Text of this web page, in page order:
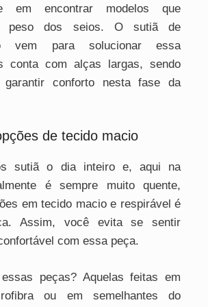
em encontrar modelos que
peso dos seios. O sutiã de
vem para solucionar essa
conta com alças largas, sendo
garantir conforto nesta fase da
de tecido macio
sutiã o dia inteiro e, aqui na
é sempre muito quente,
em tecido macio e respirável é
Assim, você evita se sentir
com essa peça.
peças? Aquelas feitas em
ou em semelhantes do